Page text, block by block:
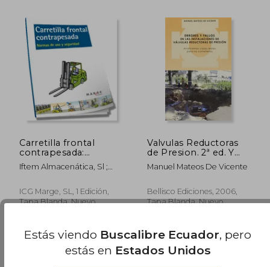
45%
dcto.
$ 54.20
$ 29.81
45%
dcto.
Carretilla frontal
contrapesada:
Normas de uso y
seguridad (Biblioteca
Iftem Almacenática, Sl ;
ICG Marge, SL, 1 Edición,
Tapa Blanda, Nuevo
Valvulas Reductoras
de Presion. 2ª ed. Y
Errores y Fallos en las
Instalaciones de
de Presion (Son 2
Libros- no se Venden
Manuel Mateos De Vicente
Bellisco Ediciones, 2006,
Tapa Blanda, Nuevo
Estás viendo Buscalibre Ecuador, pero
estás en Estados Unidos